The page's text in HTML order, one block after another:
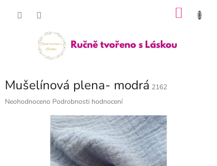
Mušelínová plena- modrá 2162
Průměrné
Neohodnoceno Podrobnosti hodnocení